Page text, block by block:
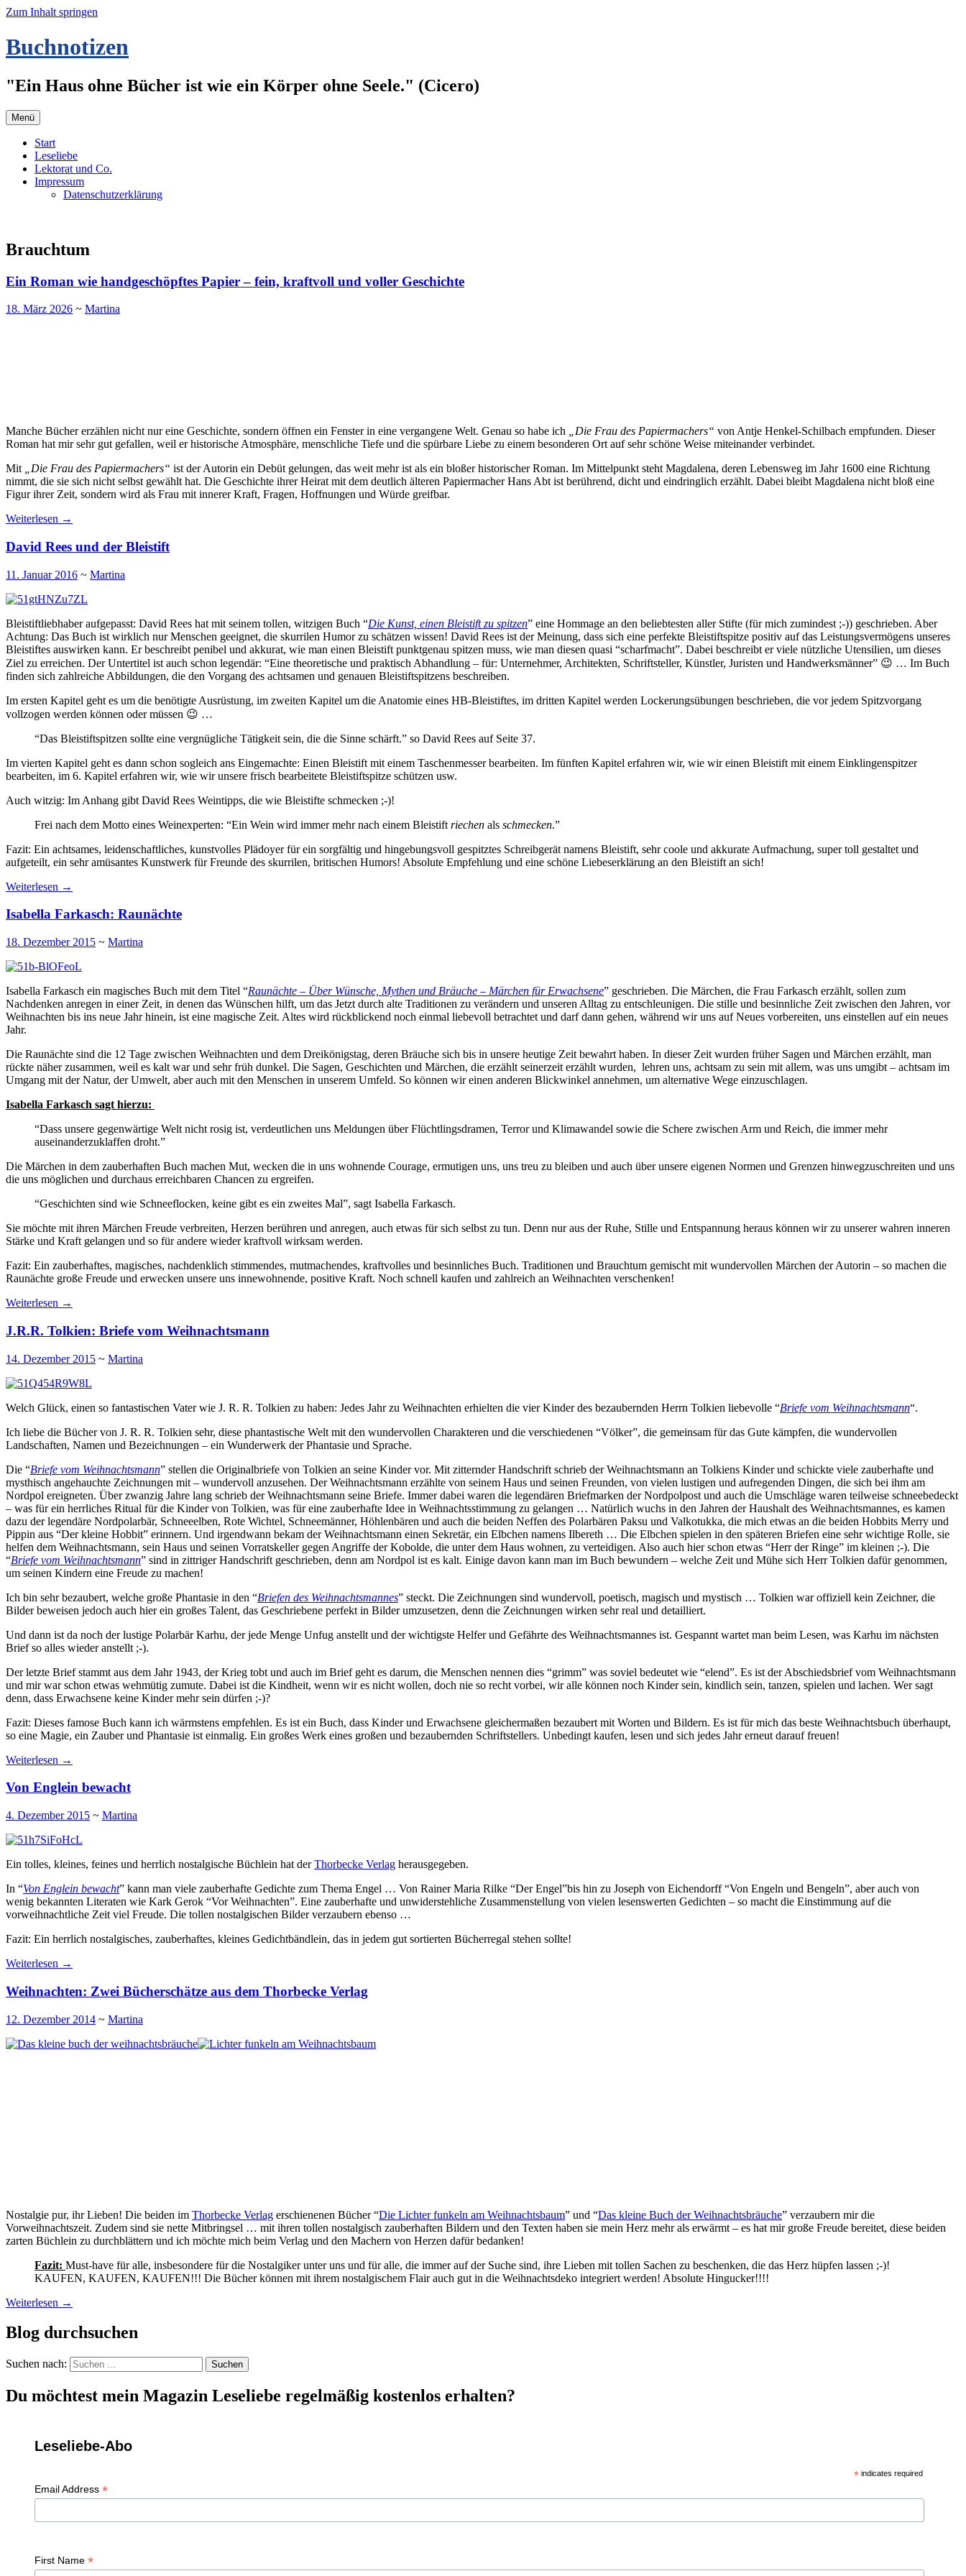
Zum Inhalt springen
Buchnotizen
"Ein Haus ohne Bücher ist wie ein Körper ohne Seele." (Cicero)
Menü
Start
Leseliebe
Lektorat und Co.
Impressum
Datenschutzerklärung
Brauchtum
Ein Roman wie handgeschöpftes Papier – fein, kraftvoll und voller Geschichte
18. März 2026 ~ Martina
Manche Bücher erzählen nicht nur eine Geschichte, sondern öffnen ein Fenster in eine vergangene Welt. Genau so habe ich „Die Frau des Papiermachers“ von Antje Henkel-Schilbach empfunden. Dieser
Roman hat mir sehr gut gefallen, weil er historische Atmosphäre, menschliche Tiefe und die spürbare Liebe zu einem besonderen Ort auf sehr schöne Weise miteinander verbindet.
Mit
„Die Frau des Papiermachers“ ist der Autorin ein Debüt gelungen, das weit mehr ist als ein bloßer historischer Roman. Im Mittelpunkt steht Magdalena, deren Lebensweg im Jahr 1600 eine Richtung
nimmt, die sie sich nicht selbst gewählt hat. Die Geschichte ihrer Heirat mit dem deutlich älteren Papiermacher Hans Abt ist berührend, dicht und eindringlich erzählt. Dabei bleibt Magdalena nicht bloß eine
Figur ihrer Zeit, sondern wird als Frau mit innerer Kraft, Fragen, Hoffnungen und Würde greifbar.
Weiterlesen →
David Rees und der Bleistift
11. Januar 2016 ~ Martina
Bleistiftliebhaber aufgepasst: David Rees hat mit seinem tollen, witzigen Buch “Die Kunst, einen Bleistift zu spitzen” eine Hommage an den beliebtesten aller Stifte (für mich zumindest ;-)) geschrieben. Aber
Achtung: Das Buch ist wirklich nur Menschen geeignet, die skurrilen Humor zu schätzen wissen! David Rees ist der Meinung, dass sich eine perfekte Bleistiftspitze positiv auf das Leistungsvermögens unseres
Bleistiftes auswirken kann. Er beschreibt penibel und akkurat, wie man einen Bleistift punktgenau spitzen muss, wie man diesen quasi “scharfmacht”. Dabei beschreibt er viele nützliche Utensilien, um dieses
Ziel zu erreichen. Der Untertitel ist auch schon legendär: “Eine theoretische und praktisch Abhandlung – für: Unternehmer, Architekten, Schriftsteller, Künstler, Juristen und Handwerksmänner” 😉 … Im Buch
finden sich zahlreiche Abbildungen, die den Vorgang des achtsamen und genauen Bleistiftspitzens beschreiben.
Im ersten Kapitel geht es um die benötigte Ausrüstung, im zweiten Kapitel um die Anatomie eines HB-Bleistiftes, im dritten Kapitel werden Lockerungsübungen beschrieben, die vor jedem Spitzvorgang
vollzogen werden können oder müssen 😉 …
“Das Bleistiftspitzen sollte eine vergnügliche Tätigkeit sein, die die Sinne schärft.” so David Rees auf Seite 37.
Im vierten Kapitel geht es dann schon sogleich ans Eingemachte: Einen Bleistift mit einem Taschenmesser bearbeiten. Im fünften Kapitel erfahren wir, wie wir einen Bleistift mit einem Einklingenspitzer
bearbeiten, im 6. Kapitel erfahren wir, wie wir unsere frisch bearbeitete Bleistiftspitze schützen usw.
Auch witzig: Im Anhang gibt David Rees Weintipps, die wie Bleistifte schmecken ;-)!
Frei nach dem Motto eines Weinexperten: “Ein Wein wird immer mehr nach einem Bleistift riechen als schmecken.”
Fazit: Ein achtsames, leidenschaftliches, kunstvolles Plädoyer für ein sorgfältig und hingebungsvoll gespitztes Schreibgerät namens Bleistift, sehr coole und akkurate Aufmachung, super toll gestaltet und
aufgeteilt, ein sehr amüsantes Kunstwerk für Freunde des skurrilen, britischen Humors! Absolute Empfehlung und eine schöne Liebeserklärung an den Bleistift an sich!
Weiterlesen →
Isabella Farkasch: Raunächte
18. Dezember 2015 ~ Martina
Isabella Farkasch ein magisches Buch mit dem Titel “Raunächte – Über Wünsche, Mythen und Bräuche – Märchen für Erwachsene” geschrieben. Die Märchen, die Frau Farkasch erzählt, sollen zum
Nachdenken anregen in einer Zeit, in denen das Wünschen hilft, um das Jetzt durch alte Traditionen zu verändern und unseren Alltag zu entschleunigen. Die stille und besinnliche Zeit zwischen den Jahren, vor
Weihnachten bis ins neue Jahr hinein, ist eine magische Zeit. Altes wird rückblickend noch einmal liebevoll betrachtet und darf dann gehen, während wir uns auf Neues vorbereiten, uns einstellen auf ein neues
Jahr.
Die Raunächte sind die 12 Tage zwischen Weihnachten und dem Dreikönigstag, deren Bräuche sich bis in unsere heutige Zeit bewahrt haben. In dieser Zeit wurden früher Sagen und Märchen erzählt, man
rückte näher zusammen, weil es kalt war und sehr früh dunkel. Die Sagen, Geschichten und Märchen, die erzählt seinerzeit erzählt wurden, lehren uns, achtsam zu sein mit allem, was uns umgibt – achtsam im
Umgang mit der Natur, der Umwelt, aber auch mit den Menschen in unserem Umfeld. So können wir einen anderen Blickwinkel annehmen, um alternative Wege einzuschlagen.
Isabella Farkasch sagt hierzu:
“Dass unsere gegenwärtige Welt nicht rosig ist, verdeutlichen uns Meldungen über Flüchtlingsdramen, Terror und Klimawandel sowie die Schere zwischen Arm und Reich, die immer mehr
auseinanderzuklaffen droht.”
Die Märchen in dem zauberhaften Buch machen Mut, wecken die in uns wohnende Courage, ermutigen uns, uns treu zu bleiben und auch über unsere eigenen Normen und Grenzen hinwegzuschreiten und uns
die uns möglichen und durchaus erreichbaren Chancen zu ergreifen.
“Geschichten sind wie Schneeflocken, keine gibt es ein zweites Mal”, sagt Isabella Farkasch.
Sie möchte mit ihren Märchen Freude verbreiten, Herzen berühren und anregen, auch etwas für sich selbst zu tun. Denn nur aus der Ruhe, Stille und Entspannung heraus können wir zu unserer wahren inneren
Stärke und Kraft gelangen und so für andere wieder kraftvoll wirksam werden.
Fazit: Ein zauberhaftes, magisches, nachdenklich stimmendes, mutmachendes, kraftvolles und besinnliches Buch. Traditionen und Brauchtum gemischt mit wundervollen Märchen der Autorin – so machen die
Raunächte große Freude und erwecken unsere uns innewohnende, positive Kraft. Noch schnell kaufen und zahlreich an Weihnachten verschenken!
Weiterlesen →
J.R.R. Tolkien: Briefe vom Weihnachtsmann
14. Dezember 2015 ~ Martina
Welch Glück, einen so fantastischen Vater wie J. R. R. Tolkien zu haben: Jedes Jahr zu Weihnachten erhielten die vier Kinder des bezaubernden Herrn Tolkien liebevolle “Briefe vom Weihnachtsmann“.
Ich liebe die Bücher von J. R. R. Tolkien sehr, diese phantastische Welt mit den wundervollen Charakteren und die verschiedenen “Völker”, die gemeinsam für das Gute kämpfen, die wundervollen
Landschaften, Namen und Bezeichnungen – ein Wunderwerk der Phantasie und Sprache.
Die “Briefe vom Weihnachtsmann” stellen die Originalbriefe von Tolkien an seine Kinder vor. Mit zitternder Handschrift schrieb der Weihnachtsmann an Tolkiens Kinder und schickte viele zauberhafte und
mysthisch angehauchte Zeichnungen mit – wundervoll anzusehen. Der Weihnachtsmann erzählte von seinem Haus und seinen Freunden, von vielen lustigen und aufregenden Dingen, die sich bei ihm am
Nordpol ereigneten. Über zwanzig Jahre lang schrieb der Weihnachtsmann seine Briefe. Immer dabei waren die legendären Briefmarken der Nordpolpost und auch die Umschläge waren teilweise schneebedeckt
– was für ein herrliches Ritual für die Kinder von Tolkien, was für eine zauberhafte Idee in Weihnachtsstimmung zu gelangen … Natürlich wuchs in den Jahren der Haushalt des Weihnachtsmannes, es kamen
dazu der legendäre Nordpolarbär, Schneeelben, Rote Wichtel, Schneemänner, Höhlenbären und auch die beiden Neffen des Polarbären Paksu und Valkotukka, die mich etwas an die beiden Hobbits Merry und
Pippin aus “Der kleine Hobbit” erinnern. Und irgendwann bekam der Weihnachtsmann einen Sekretär, ein Elbchen namens Ilbereth … Die Elbchen spielen in den späteren Briefen eine sehr wichtige Rolle, sie
helfen dem Weihnachtsmann, sein Haus und seinen Vorratskeller gegen Angriffe der Kobolde, die unter dem Haus wohnen, zu verteidigen. Also auch hier schon etwas “Herr der Ringe” im kleinen ;-). Die
“Briefe vom Weihnachtsmann” sind in zittriger Handschrift geschrieben, denn am Nordpol ist es kalt. Einige davon kann man im Buch bewundern – welche Zeit und Mühe sich Herr Tolkien dafür genommen,
um seinen Kindern eine Freude zu machen!
Ich bin sehr bezaubert, welche große Phantasie in den “Briefen des Weihnachtsmannes” steckt. Die Zeichnungen sind wundervoll, poetisch, magisch und mystisch … Tolkien war offiziell kein Zeichner, die
Bilder beweisen jedoch auch hier ein großes Talent, das Geschriebene perfekt in Bilder umzusetzen, denn die Zeichnungen wirken sehr real und detailliert.
Und dann ist da noch der lustige Polarbär Karhu, der jede Menge Unfug anstellt und der wichtigste Helfer und Gefährte des Weihnachtsmannes ist. Gespannt wartet man beim Lesen, was Karhu im nächsten
Brief so alles wieder anstellt ;-).
Der letzte Brief stammt aus dem Jahr 1943, der Krieg tobt und auch im Brief geht es darum, die Menschen nennen dies “grimm” was soviel bedeutet wie “elend”. Es ist der Abschiedsbrief vom Weihnachtsmann
und mir war schon etwas wehmütig zumute. Dabei ist die Kindheit, wenn wir es nicht wollen, doch nie so recht vorbei, wir alle können noch Kinder sein, kindlich sein, tanzen, spielen und lachen. Wer sagt
denn, dass Erwachsene keine Kinder mehr sein dürfen ;-)?
Fazit: Dieses famose Buch kann ich wärmstens empfehlen. Es ist ein Buch, dass Kinder und Erwachsene gleichermaßen bezaubert mit Worten und Bildern. Es ist für mich das beste Weihnachtsbuch überhaupt,
so eine Magie, ein Zauber und Phantasie ist einmalig. Ein großes Werk eines großen und bezaubernden Schriftstellers. Unbedingt kaufen, lesen und sich jedes Jahr erneut darauf freuen!
Weiterlesen →
Von Englein bewacht
4. Dezember 2015 ~ Martina
Ein tolles, kleines, feines und herrlich nostalgische Büchlein hat derThorbecke Verlag herausgegeben.
In “Von Englein bewacht” kann man viele zauberhafte Gedichte zum Thema Engel … Von Rainer Maria Rilke “Der Engel”bis hin zu Joseph von Eichendorff “Von Engeln und Bengeln”, aber auch von
wenig bekannten Literaten wie Kark Gerok “Vor Weihnachten”. Eine zauberhafte und unwiderstehliche Zusammenstellung von vielen lesenswerten Gedichten – so macht die Einstimmung auf die
vorweihnachtliche Zeit viel Freude. Die tollen nostalgischen Bilder verzaubern ebenso …
Fazit: Ein herrlich nostalgisches, zauberhaftes, kleines Gedichtbändlein, das in jedem gut sortierten Bücherregal stehen sollte!
Weiterlesen →
Weihnachten: Zwei Bücherschätze aus dem Thorbecke Verlag
12. Dezember 2014 ~ Martina
Nostalgie pur, ihr Lieben! Die beiden im Thorbecke Verlag erschienenen Bücher “Die Lichter funkeln am Weihnachtsbaum” und “Das kleine Buch der Weihnachtsbräuche” verzaubern mir die
Vorweihnachtszeit. Zudem sind sie nette Mitbringsel … mit ihren tollen nostalgisch zauberhaften Bildern und den Texten haben sie mein Herz mehr als erwärmt – es hat mir große Freude bereitet, diese beiden
zarten Büchlein zu durchblättern und ich möchte mich beim Verlag und den Machern von Herzen dafür bedanken!
Fazit: Must-have für alle, insbesondere für die Nostalgiker unter uns und für alle, die immer auf der Suche sind, ihre Lieben mit tollen Sachen zu beschenken, die das Herz hüpfen lassen ;-)!
KAUFEN, KAUFEN, KAUFEN!!! Die Bücher können mit ihrem nostalgischem Flair auch gut in die Weihnachtsdeko integriert werden! Absolute Hingucker!!!!
Weiterlesen →
Blog durchsuchen
Suchen nach:
Du möchtest mein Magazin Leseliebe regelmäßig kostenlos erhalten?
Leseliebe-Abo
* indicates required
Email Address *
First Name *